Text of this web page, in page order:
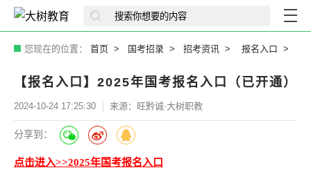
您现在的位置： 首页 国考招录 招考资讯 报名入口
【报名入口】2025年国考报名入口（已开通）
2024-10-24 17:25:30 来源：旺黔诚·大树职教
分享到：
点击进入>>2025年国考报名入口